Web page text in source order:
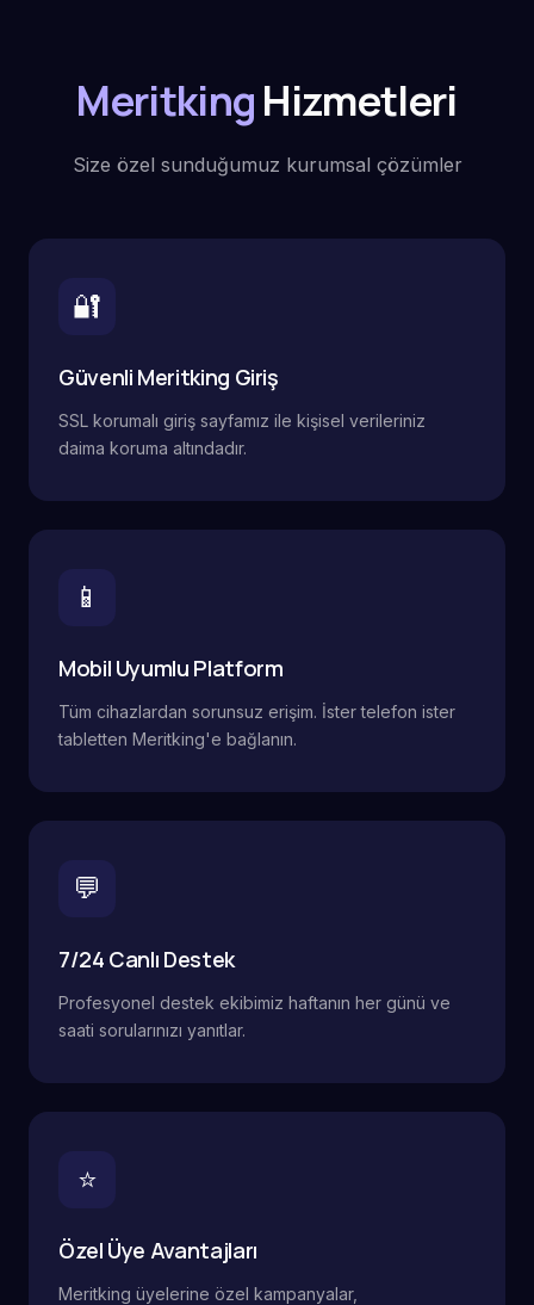
MeritkingHizmetleri
Size özel sunduğumuz kurumsal çözümler
🔐
Güvenli Meritking Giriş
SSL korumalı giriş sayfamız ile kişisel verileriniz
daima koruma altındadır.
📱
Mobil Uyumlu Platform
Tüm cihazlardan sorunsuz erişim. İster telefon ister
tabletten Meritking'e bağlanın.
💬
7/24 Canlı Destek
Profesyonel destek ekibimiz haftanın her günü ve
saati sorularınızı yanıtlar.
⭐
Özel Üye Avantajları
Meritking üyelerine özel kampanyalar,